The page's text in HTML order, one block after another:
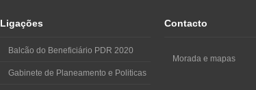
Ligações
Balcão do Beneficiário PDR 2020
Gabinete de Planeamento e Politicas
Contacto
Morada e mapas